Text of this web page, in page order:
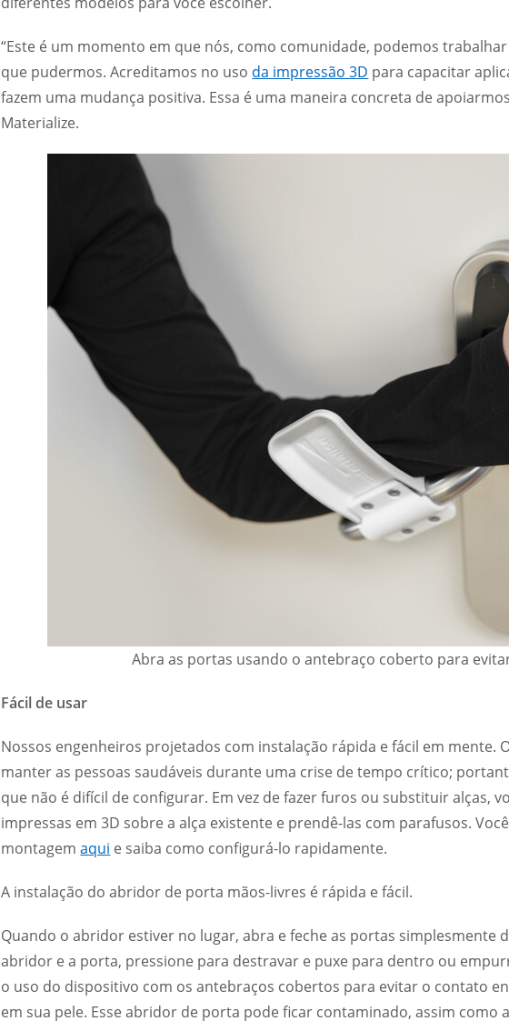
“Este é um momento em que nós, como comunidade, podemos
que pudermos. Acreditamos no uso da impressão 3D para capacitar
fazem uma mudança positiva. Essa é uma maneira concreta de
Materialize.
Abra as portas usando o antebraço coberto para
Fácil de usar
Nossos engenheiros projetados com instalação rápida e fácil em mente.
manter as pessoas saudáveis ​​durante uma crise de tempo crítico;
que não é difícil de configurar. Em vez de fazer furos ou substituir alças,
impressas em 3D sobre a alça existente e prendê-las com parafusos.
montagemaqui e saiba como configurá-lo rapidamente.
A instalação do abridor de porta mãos-livres é rápida e fácil.
Quando o abridor estiver no lugar, abra e feche as portas simplesmente
abridor e a porta, pressione para destravar e puxe para dentro ou
o uso do dispositivo com os antebraços cobertos para evitar o contato
em sua pele. Esse abridor de porta pode ficar contaminado, assim